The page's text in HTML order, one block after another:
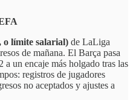
límite salarial) de LaLiga
de mañana. El Barça pasa
a un encaje más holgado tras las
registros de jugadores
no aceptados y ajustes a